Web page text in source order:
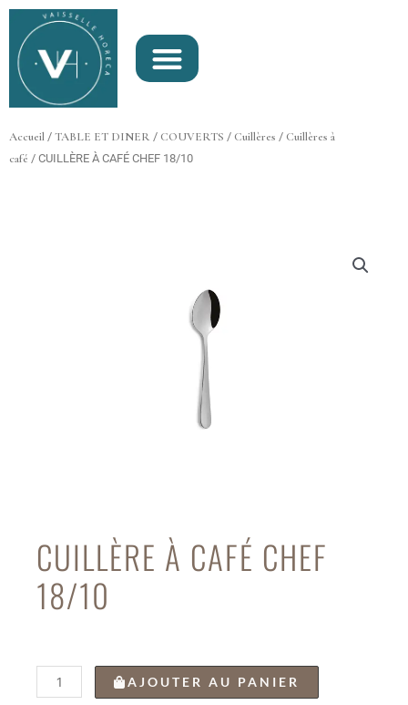
Aller
contenu
Accueil / TABLE ET DINER / COUVERTS / Cuillères / Cuillères à
café / CUILLÈRE À CAFÉ CHEF 18/10
CUILLÈRE À CAFÉ CHEF
18/10
quantité
de
AJOUTER AU PANIER